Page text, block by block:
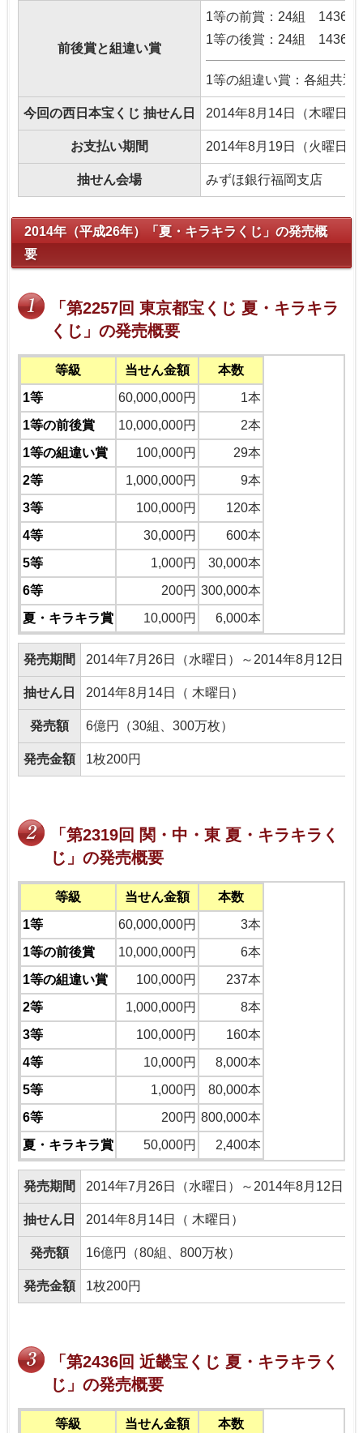
前後賞と組違い賞
1等の前賞：24組 143653
1等の後賞：24組 143655
1等の組違い賞：各組共
今回の西日本宝くじ 抽せん日 2014年8月14日（木曜日）
お支払い期間 2014年8月19日（火曜日
抽せん会場 みずほ銀行福岡支店
2014年（平成26年）「夏・キラキラくじ」の発売概
要
「第2257回 東京都宝くじ 夏・キラキラ
くじ」の発売概要
等級 当せん金額
本数
1等
60,000,000円
1本
1等の前後賞
10,000,000円
2本
1等の組違い賞
100,000円
29本
2等
1,000,000円
9本
3等
100,000円
120本
4等
30,000円
600本
5等
1,000円
30,000本
6等
200円 300,000本
夏・キラキラ賞
10,000円 6,000本
発売期間 2014年7月26日（水曜日）～2014年8月12日（
抽せん日 2014年8月14日（ 木曜日）
発売額 6億円（30組、300万枚）
発売金額 1枚200円
「第2319回 関・中・東 夏・キラキラく
じ」の発売概要
等級 当せん金額
本数
1等
60,000,000円
3本
1等の前後賞
10,000,000円
6本
1等の組違い賞
100,000円
237本
2等
1,000,000円
8本
3等
100,000円
160本
4等
10,000円
8,000本
5等
1,000円
80,000本
6等
200円 800,000本
夏・キラキラ賞
50,000円 2,400本
発売期間 2014年7月26日（水曜日）～2014年8月12日（
抽せん日 2014年8月14日（ 木曜日）
発売額 16億円（80組、800万枚）
発売金額 1枚200円
「第2436回 近畿宝くじ 夏・キラキラく
じ」の発売概要
等級 当せん金額
本数